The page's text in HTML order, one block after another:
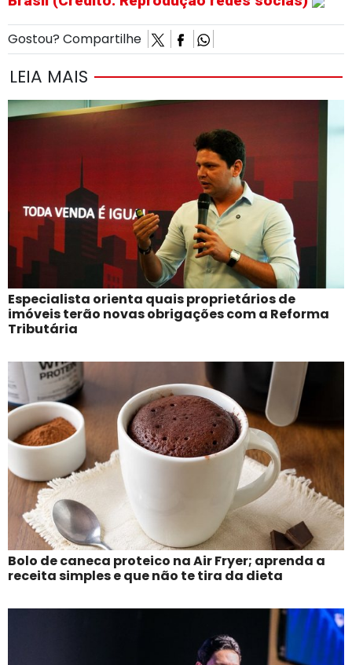
Gostou? Compartilhe
LEIA MAIS
Especialista orienta quais proprietários de
imóveis terão novas obrigações com a Reforma
Tributária
Bolo de caneca proteico na Air Fryer; aprenda a
receita simples e que não te tira da dieta